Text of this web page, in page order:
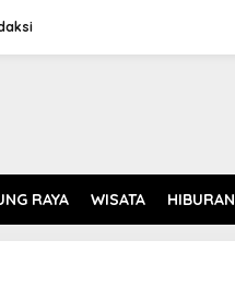
RAYA WISATA HIBURAN